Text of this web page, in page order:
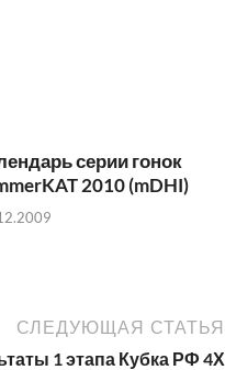
серии гонок
2010 (mDHI)
СЛЕДУЮЩАЯ СТАТЬЯ
1 этапа Кубка РФ 4Х